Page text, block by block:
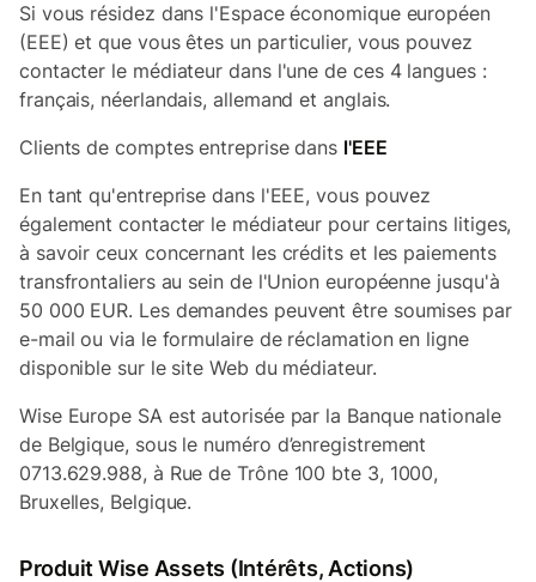
Si vous résidez dans l'Espace économique européen
(EEE) et que vous êtes un particulier, vous pouvez
contacter le médiateur dans l'une de ces 4 langues :
français, néerlandais, allemand et anglais.
Clients de comptes entreprise dans l'EEE
En tant qu'entreprise dans l'EEE, vous pouvez
également contacter le médiateur pour certains litiges,
à savoir ceux concernant les crédits et les paiements
transfrontaliers au sein de l'Union européenne jusqu'à
50 000 EUR. Les demandes peuvent être soumises par
e-mail ou via le formulaire de réclamation en ligne
disponible sur le site Web du médiateur.
Wise Europe SA est autorisée par la Banque nationale
de Belgique, sous le numéro d’enregistrement
0713.629.988, à Rue de Trône 100 bte 3, 1000,
Bruxelles, Belgique.
Produit Wise Assets (Intérêts, Actions)